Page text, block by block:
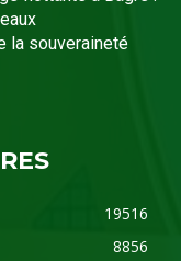
la souveraineté
19516
8856